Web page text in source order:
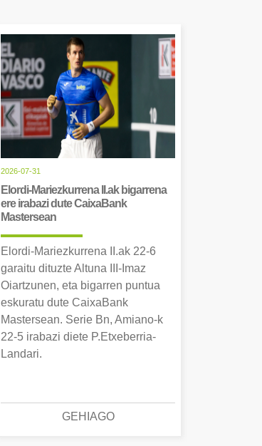
2026-07-31
Elordi-Mariezkurrena II.ak bigarrena
ere irabazi dute CaixaBank
Mastersean
Elordi-Mariezkurrena II.ak 22-6
garaitu dituzte Altuna III-Imaz
Oiartzunen, eta bigarren puntua
eskuratu dute CaixaBank
Mastersean. Serie Bn, Amiano-k
22-5 irabazi diete P.Etxeberria-
Landari.
GEHIAGO